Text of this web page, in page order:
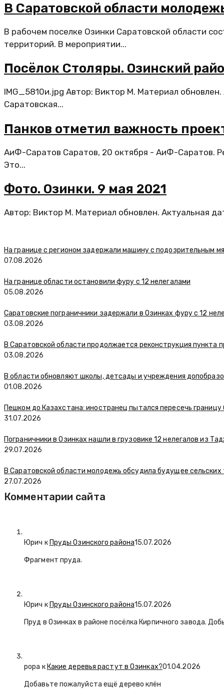
В Саратовской области
В рабочем поселке Озинки Саратовской области
территорий. В мероприятии...
Посёлок Столяры. Озинский
IMG_5810и.jpg Автор: Виктор М. Материал
Саратовская...
Панков отметил важность
АиФ-Саратов Саратов, 20 октября - АиФ-Саратов.
Это...
Фото. Озинки. 9 мая 2021
Автор: Виктор М. Материал обновлен. Актуальная
На границе с регионом задержали машину с подозрительным
07.08.2026
На границе области остановили фуру с 12 нелегалами
05.08.2026
Саратовские пограничники задержали в Озинках фуру с 12
03.08.2026
В Саратовской области продолжается реконструкция пункта
03.08.2026
В области обновляют школы, детсады и учреждения
01.08.2026
Пешком до Казахстана: иностранец пытался пересечь
31.07.2026
Пограничники в Озинках нашли в грузовике 12 нелегалов из
29.07.2026
В Саратовской области молодежь обсудила будущее сельских
27.07.2026
Комментарии сайта
Юрич к Пруды Озинского района15.07.2026
Фрагмент пруда.
Юрич к Пруды Озинского района15.07.2026
Пруд в Озинках в районе посёлка Кирпичного завода.
popa к Какие деревья растут в Озинках?01.04.2026
Добавьте пожалуйста ещё дерево клён